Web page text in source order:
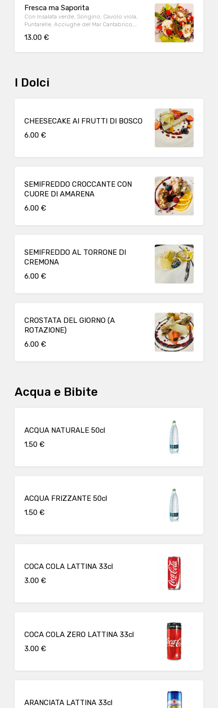
Fresca ma Saporita
Con Insalata verde, Songino, Cavolo viola,
Puntarelle, Acciughe del Mar Cantabrico,
13.00 €
I Dolci
CHEESECAKE AI FRUTTI DI BOSCO
6.00 €
SEMIFREDDO CROCCANTE CON
CUORE DI AMARENA
6.00 €
SEMIFREDDO AL TORRONE DI
CREMONA
6.00 €
CROSTATA DEL GIORNO (A
ROTAZIONE)
6.00 €
Acqua e Bibite
ACQUA NATURALE 50cl
1.50 €
ACQUA FRIZZANTE 50cl
1.50 €
COCA COLA LATTINA 33cl
3.00 €
COCA COLA ZERO LATTINA 33cl
3.00 €
ARANCIATA LATTINA 33cl